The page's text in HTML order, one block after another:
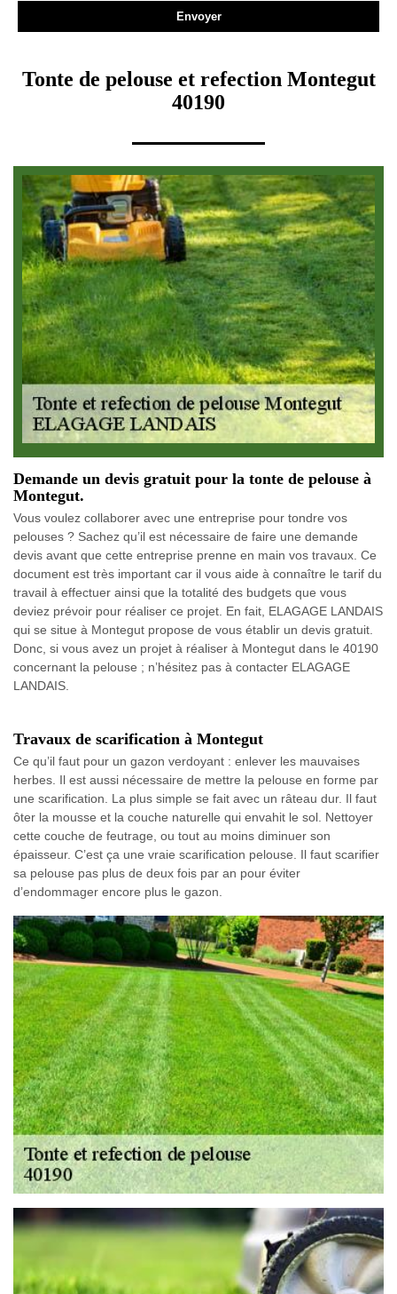
Tonte de pelouse et refection Montegut
40190
Demande un devis gratuit pour la tonte de pelouse à
Montegut.
Vous voulez collaborer avec une entreprise pour tondre vos
pelouses ? Sachez qu’il est nécessaire de faire une demande
devis avant que cette entreprise prenne en main vos travaux. Ce
document est très important car il vous aide à connaître le tarif du
travail à effectuer ainsi que la totalité des budgets que vous
deviez prévoir pour réaliser ce projet. En fait, ELAGAGE LANDAIS
qui se situe à Montegut propose de vous établir un devis gratuit.
Donc, si vous avez un projet à réaliser à Montegut dans le 40190
concernant la pelouse ; n’hésitez pas à contacter ELAGAGE
LANDAIS.
Travaux de scarification à Montegut
Ce qu’il faut pour un gazon verdoyant : enlever les mauvaises
herbes. Il est aussi nécessaire de mettre la pelouse en forme par
une scarification. La plus simple se fait avec un râteau dur. Il faut
ôter la mousse et la couche naturelle qui envahit le sol. Nettoyer
cette couche de feutrage, ou tout au moins diminuer son
épaisseur. C’est ça une vraie scarification pelouse. Il faut scarifier
sa pelouse pas plus de deux fois par an pour éviter
d’endommager encore plus le gazon.